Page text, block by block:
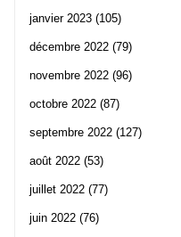
janvier 2023 (105)
décembre 2022 (79)
novembre 2022 (96)
octobre 2022 (87)
septembre 2022 (127)
août 2022 (53)
juillet 2022 (77)
juin 2022 (76)